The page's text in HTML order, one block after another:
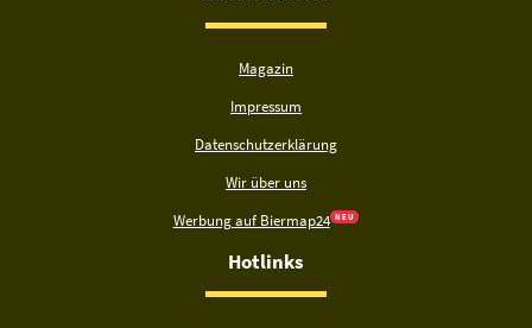
Magazin
Impressum
Datenschutzerklärung
Wir über uns
Werbung auf Biermap24 N E U
Hotlinks